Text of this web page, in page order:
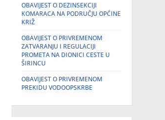
OBAVIJEST O DEZINSEKCIJI
KOMARACA NA PODRUČJU OPĆINE
KRIŽ
OBAVIJEST O PRIVREMENOM
ZATVARANJU I REGULACIJI
PROMETA NA DIONICI CESTE U
ŠIRINCU
OBAVIJEST O PRIVREMENOM
PREKIDU VODOOPSKRBE